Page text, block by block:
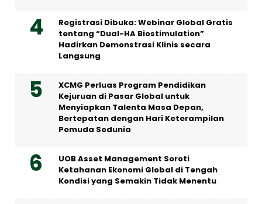
Registrasi Dibuka: Webinar Global Gratis
tentang “Dual-HA Biostimulation”
Hadirkan Demonstrasi Klinis secara
Langsung
XCMG Perluas Program Pendidikan
Kejuruan di Pasar Global untuk
Menyiapkan Talenta Masa Depan,
Bertepatan dengan Hari Keterampilan
Pemuda Sedunia
UOB Asset Management Soroti
Ketahanan Ekonomi Global di Tengah
Kondisi yang Semakin Tidak Menentu